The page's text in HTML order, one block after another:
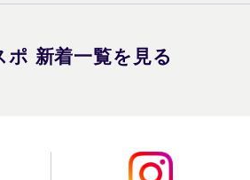
ポ 新着一覧を見る